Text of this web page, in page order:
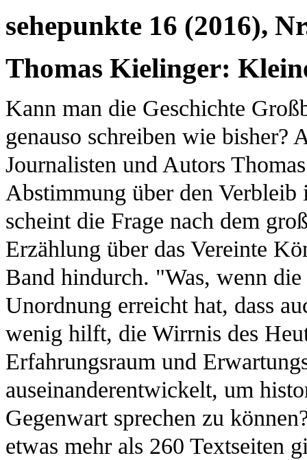
sehepunkte 16 (2016),
Thomas Kielinger:
Kann man die Geschichte
genauso schreiben wie bisher?
Journalisten und Autors
Abstimmung über den
scheint die Frage nach dem
Erzählung über das Vereinte
Band hindurch. "Was, wenn
Unordnung erreicht hat, dass
wenig hilft, die Wirrnis des
Erfahrungsraum und
auseinanderentwickelt, um
Gegenwart sprechen zu
etwas mehr als 260 Textseiten